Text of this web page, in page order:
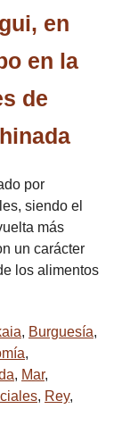
en
en la
de
por
siendo el
más
un carácter
los alimentos
, Burguesía,
,
, Mar,
, Rey,